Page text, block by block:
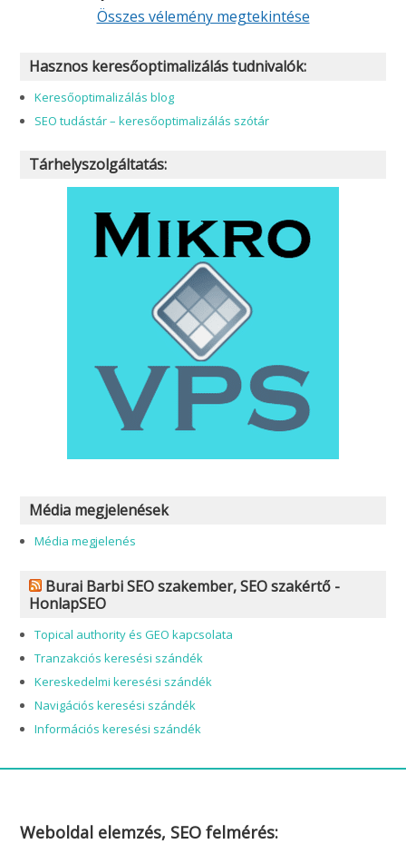
Összes vélemény megtekintése
Hasznos keresőoptimalizálás tudnivalók:
Keresőoptimalizálás blog
SEO tudástár – keresőoptimalizálás szótár
Tárhelyszolgáltatás:
Média megjelenések
Média megjelenés
Burai Barbi SEO szakember, SEO szakértő -
HonlapSEO
Topical authority és GEO kapcsolata
Tranzakciós keresési szándék
Kereskedelmi keresési szándék
Navigációs keresési szándék
Információs keresési szándék
Weboldal elemzés, SEO felmérés: